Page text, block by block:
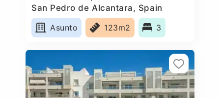
San Pedro de Alcantara, Spain
Asunto
123m2 3